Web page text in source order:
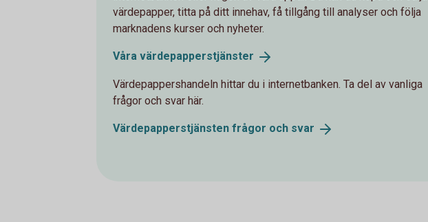
värdepapper, titta på ditt innehav, få tillgång till analyser och följa
marknadens kurser och nyheter.
Våra värdepapperstjänster
Värdepappershandeln hittar du i internetbanken. Ta del av vanliga
frågor och svar här.
Värdepapperstjänsten frågor och svar